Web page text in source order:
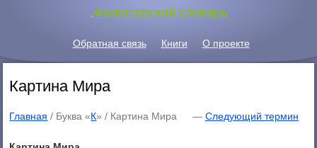
.Философский словарь
Обратная связь Книги О проекте
Картина Мира
Главная / Буква «К» / Картина Мира — Следующий термин